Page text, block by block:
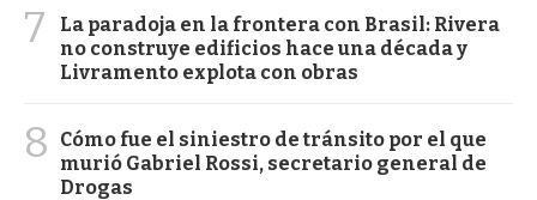
7
La paradoja en la frontera con Brasil: Rivera
no construye edificios hace una década y
Livramento explota con obras
8
Cómo fue el siniestro de tránsito por el que
murió Gabriel Rossi, secretario general de
Drogas